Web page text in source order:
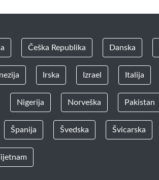
Češka Republika Danska
Irska Izrael Italija
Nigerija Norveška Pakistan
Španija Švedska Švicarska